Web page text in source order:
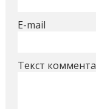
виде: длина
длина 102
E-mail
Текст